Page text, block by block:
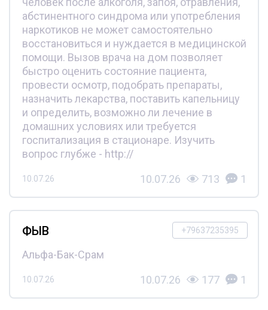
абстинентного синдрома или употребления
наркотиков не может самостоятельно
восстановиться и нуждается в медицинской
помощи. Вызов врача на дом позволяет
быстро оценить состояние пациента,
провести осмотр, подобрать препараты,
назначить лекарства, поставить капельницу
и определить, возможно ли лечение в
домашних условиях или требуется
госпитализация в стационаре. Изучить
вопрос глубже - http://
10.07.26 10.07.26 713 1
+79637235395
ФЫВ
Альфа-Бак-Срам
10.07.26 10.07.26 177 1